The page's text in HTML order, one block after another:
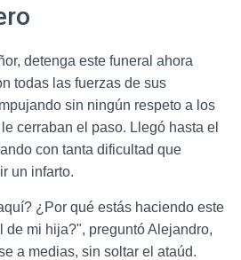
detenga este funeral ahora
todas las fuerzas de sus
sin ningún respeto a los
cerraban el paso. Llegó hasta el
con tanta dificultad que
un infarto.
¿Por qué estás haciendo este
de mi hija?", preguntó Alejandro,
a medias, sin soltar el ataúd.